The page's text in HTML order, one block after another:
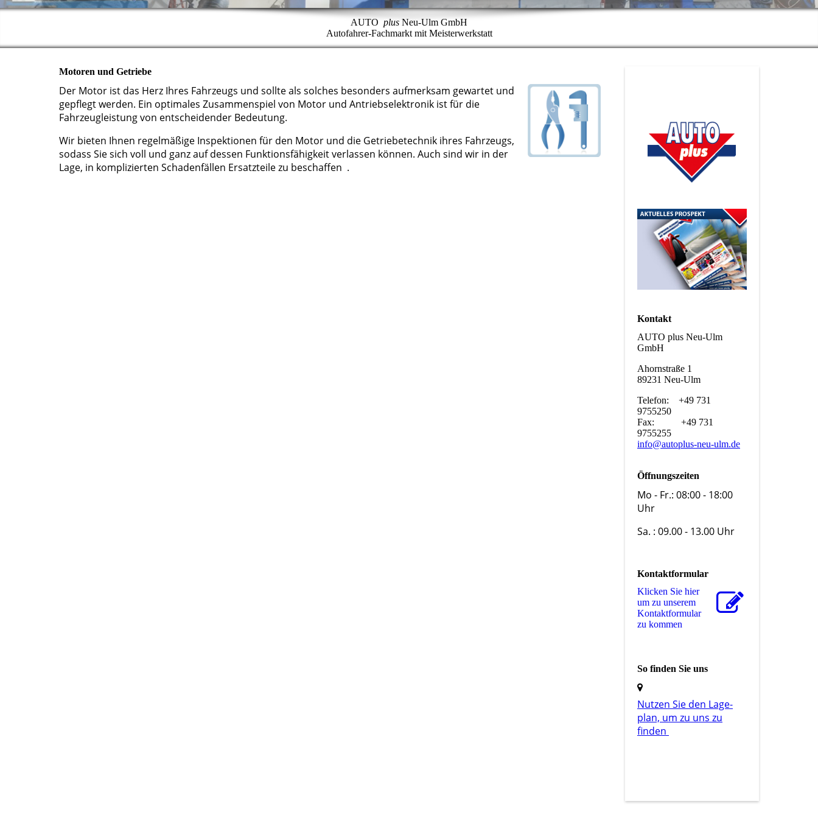
AUTO plus Neu-Ulm GmbH
Autofahrer-Fachmarkt mit Meisterwerkstatt
Motoren und Getriebe
Der Motor ist das Herz Ihres Fahrzeugs und sollte als solches besonders aufmerksam gewartet und
gepflegt werden. Ein optimales Zusammenspiel von Motor und Antriebselektronik ist für die
Fahrzeugleistung von entscheidender Bedeutung.
Wir bieten Ihnen regelmäßige Inspektionen für den Motor und die Getriebetechnik ihres Fahrzeugs,
sodass Sie sich voll und ganz auf dessen Funktionsfähigkeit verlassen können. Auch sind wir in der
Lage, in komplizierten Schadenfällen Ersatzteile zu beschaffen .
Kontakt
AUTO plus Neu-Ulm
GmbH
Ahornstraße 1
89231 Neu-Ulm
Telefon: +49 731
9755250
Fax: +49 731
9755255
info@autoplus-neu-ulm.de
Öffnungszeiten
Mo - Fr.: 08:00 - 18:00
Uhr
Sa. : 09.00 - 13.00 Uhr
Kontaktformular
Klicken Sie hier
um zu unserem
Kon­takt­for­mu­lar
zu kommen
So finden Sie uns
Nutzen Sie den La­ge­
plan, um zu uns zu
finden